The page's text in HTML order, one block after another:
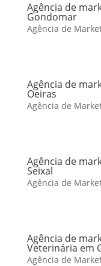
Agência de
Gondomar
Agência de
Agência de
Oeiras
Agência de
Agência de
Seixal
Agência de
Agência de
Veterinária em
Agência de